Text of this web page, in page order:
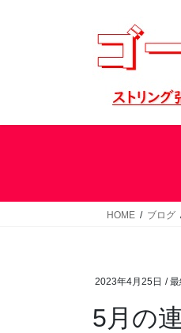
ス
ン
HOME ブログ
2023年4月25日 /
5月の